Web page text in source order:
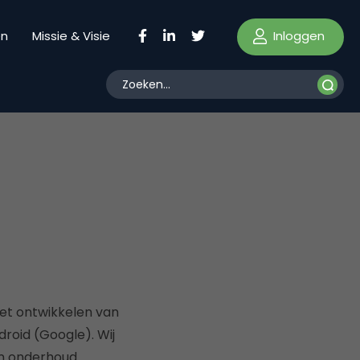
Missie & Visie Inloggen
ontwikkelen van
(Google). Wij